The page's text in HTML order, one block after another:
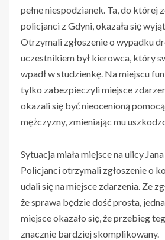
pełne niespodzianek. Ta, do której
policjanci z Gdyni, okazała się
Otrzymali zgłoszenie o wypadku
uczestnikiem był kierowca, który
wpadł w studzienkę. Na miejscu
tylko zabezpieczyli miejsce
okazali się być nieocenioną
mężczyzny, zmieniając mu
Sytuacja miała miejsce na ulicy
Policjanci otrzymali zgłoszenie o
udali się na miejsce zdarzenia. Ze
że sprawa będzie dość prosta,
miejsce okazało się, że przebieg
znacznie bardziej skomplikowany.